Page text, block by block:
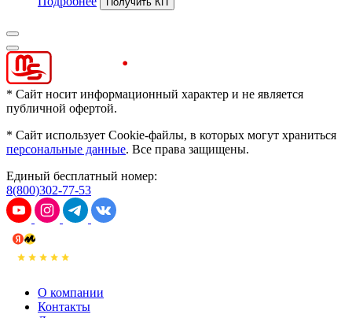
* Сайт носит информационный характер и не является
публичной офертой.
* Сайт использует Cookie-файлы, в которых могут храниться
персональные данные. Все права защищены.
Единый бесплатный номер:
8(800)302-77-53
О компании
Контакты